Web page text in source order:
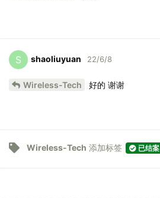
S shaoliuyuan 22/6/8
Wireless-Tech 好的 谢谢
Wireless-Tech 添加标签 已结案